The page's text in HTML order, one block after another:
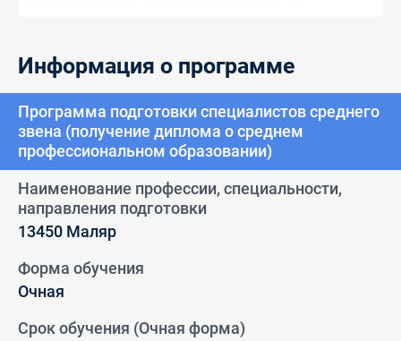
Информация о программе
Программа подготовки специалистов среднего
звена (получение диплома о среднем
профессиональном образовании)
Наименование профессии, специальности,
направления подготовки
13450 Маляр
Форма обучения
Очная
Срок обучения (Очная форма)